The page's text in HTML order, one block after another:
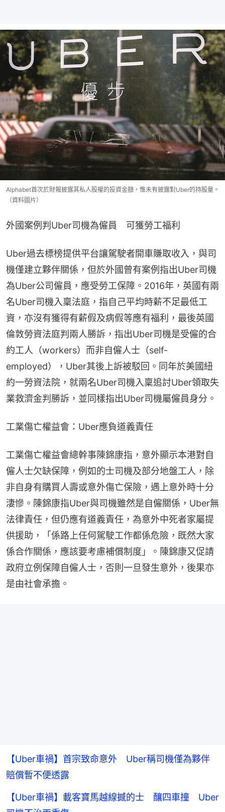
Alphabet首次於財報披露其私人股權的投資金額，惟未有披露對Uber的持股量。
（資料圖片）
外國案例判Uber司機為僱員　可獲勞工福利
Uber過去標榜提供平台讓駕駛者開車賺取收入，與司
機僅建立夥伴關係，但於外國曾有案例指出Uber司機
為Uber公司僱員，應受勞工保障。2016年，英國有兩
名Uber司機入稟法庭，指自己平均時薪不足最低工
資，亦沒有獲得有薪假及病假等應有福利，最後英國
倫敦勞資法庭判兩人勝訴，指出Uber司機是受僱的合
約工人（workers）而非自僱人士（self-
employed），Uber其後上訴被駁回。同年於美國紐
約一勞資法院，就兩名Uber司機入稟追討Uber領取失
業救濟金判勝訴，並同樣指出Uber司機屬僱員身分。
工業傷亡權益會：Uber應負道義責任
工業傷亡權益會總幹事陳錦康指，意外顯示本港對自
僱人士欠缺保障，例如的士司機及部分地盤工人，除
非自身有購買人壽或意外傷亡保險，遇上意外時十分
淒慘。陳錦康指Uber與司機雖然是自僱關係，Uber無
法律責任，但仍應有道義責任，為意外中死者家屬提
供援助，「係路上任何駕駛工作都係危險，既然大家
係合作關係，應該要考慮補償制度」。陳錦康又促請
政府立例保障自僱人士，否則一旦發生意外，後果亦
是由社會承擔。
【Uber車禍】首宗致命意外 Uber稱司機僅為夥伴
賠償暫不便透露
【Uber車禍】載客寶馬越線撼的士 釀四車撞 Uber